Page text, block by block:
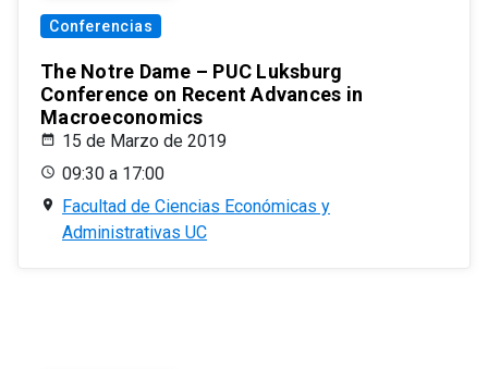
Conferencias
The Notre Dame – PUC Luksburg
Conference on Recent Advances in
Macroeconomics
15 de Marzo de 2019
09:30 a 17:00
Facultad de Ciencias Económicas y
Administrativas UC